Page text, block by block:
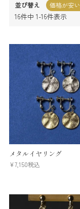
並び替え 価格が安
16件中 1-16件表示
メタルイヤリング
¥7,150税込